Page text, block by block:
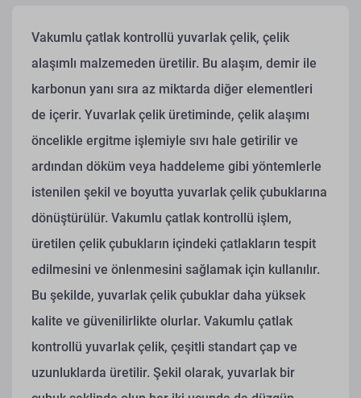
Vakumlu çatlak kontrollü yuvarlak çelik, çelik
alaşımlı malzemeden üretilir. Bu alaşım, demir ile
karbonun yanı sıra az miktarda diğer elementleri
de içerir. Yuvarlak çelik üretiminde, çelik alaşımı
öncelikle ergitme işlemiyle sıvı hale getirilir ve
ardından döküm veya haddeleme gibi yöntemlerle
istenilen şekil ve boyutta yuvarlak çelik çubuklarına
dönüştürülür. Vakumlu çatlak kontrollü işlem,
üretilen çelik çubukların içindeki çatlakların tespit
edilmesini ve önlenmesini sağlamak için kullanılır.
Bu şekilde, yuvarlak çelik çubuklar daha yüksek
kalite ve güvenilirlikte olurlar. Vakumlu çatlak
kontrollü yuvarlak çelik, çeşitli standart çap ve
uzunluklarda üretilir. Şekil olarak, yuvarlak bir